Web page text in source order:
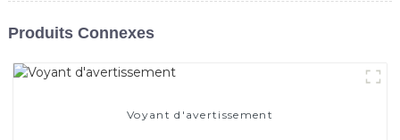
Produits Connexes
Voyant d'avertissement